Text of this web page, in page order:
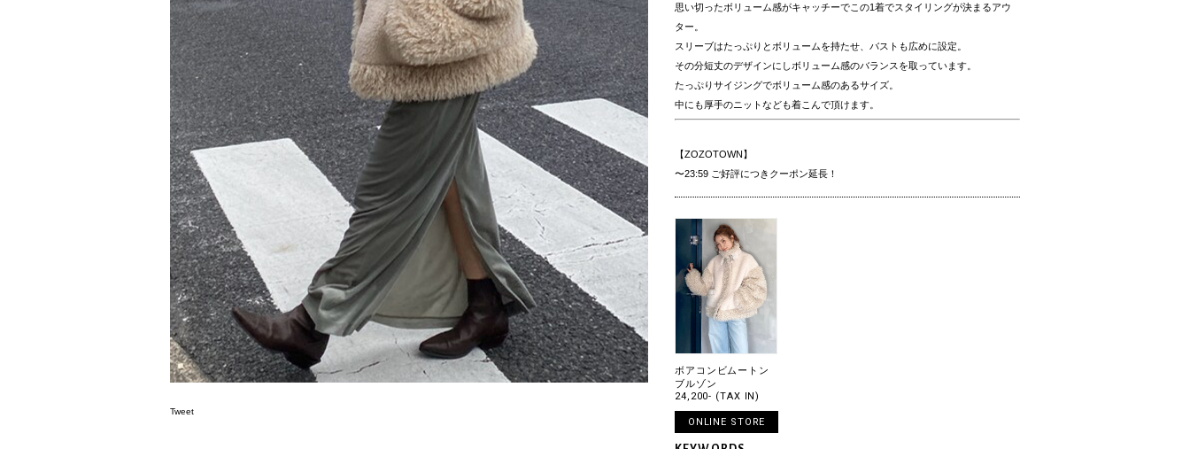
Tweet
思い切ったボリューム感がキャッチーでこの1着でスタイリングが決まるアウ
ター。
スリーブはたっぷりとボリュームを持たせ、バストも広めに設定。
その分短丈のデザインにしボリューム感のバランスを取っています。
たっぷりサイジングでボリューム感のあるサイズ。
中にも厚手のニットなども着こんで頂けます。
【ZOZOTOWN】
〜23:59 ご好評につきクーポン延長！
ボアコンビムートン
ブルゾン
24,200- (TAX IN)
ONLINE STORE